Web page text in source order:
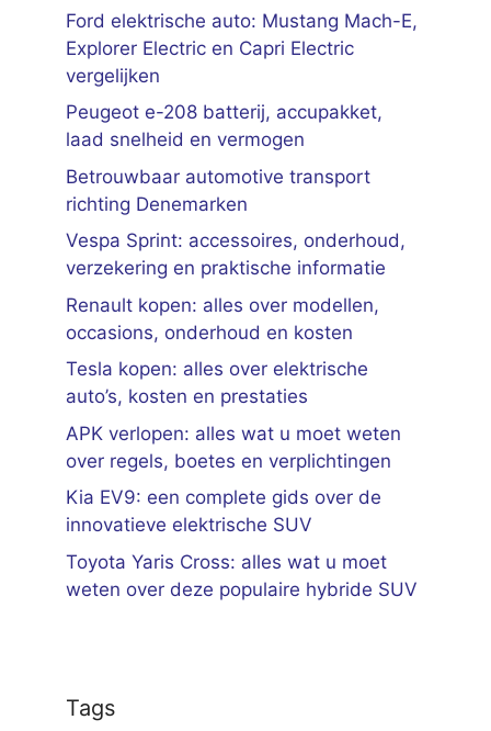
Ford elektrische auto: Mustang Mach-E,
Explorer Electric en Capri Electric
vergelijken
Peugeot e-208 batterij, accupakket,
laad snelheid en vermogen
Betrouwbaar automotive transport
richting Denemarken
Vespa Sprint: accessoires, onderhoud,
verzekering en praktische informatie
Renault kopen: alles over modellen,
occasions, onderhoud en kosten
Tesla kopen: alles over elektrische
auto’s, kosten en prestaties
APK verlopen: alles wat u moet weten
over regels, boetes en verplichtingen
Kia EV9: een complete gids over de
innovatieve elektrische SUV
Toyota Yaris Cross: alles wat u moet
weten over deze populaire hybride SUV
Tags